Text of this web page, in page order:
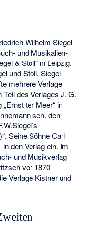
Wilhelm Siegel
und Musikalien-
& Stoll“ in Leipzig.
und Stoll. Siegel
mehrere Verlage
Teil des Verlages J. G.
ter Meer“ in
sen. den
Seine Söhne Carl
den Verlag ein. Im
und Musikverlag
vor 1870
Verlage Kistner und